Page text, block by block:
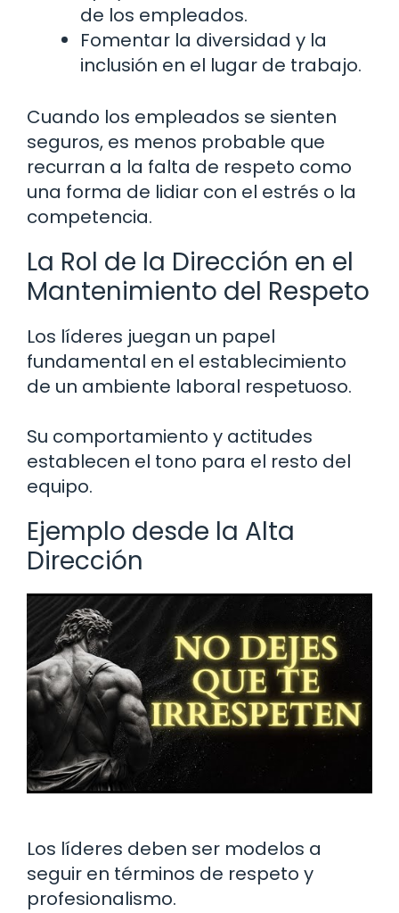
de los empleados.
Fomentar la diversidad y la
inclusión en el lugar de trabajo.
Cuando los empleados se sienten
seguros, es menos probable que
recurran a la falta de respeto como
una forma de lidiar con el estrés o la
competencia.
La Rol de la Dirección en el
Mantenimiento del Respeto
Los líderes juegan un papel
fundamental en el establecimiento
de un ambiente laboral respetuoso.
Su comportamiento y actitudes
establecen el tono para el resto del
equipo.
Ejemplo desde la Alta
Dirección
Los líderes deben ser modelos a
seguir en términos de respeto y
profesionalismo.